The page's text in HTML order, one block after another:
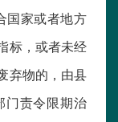
国家或者地方
标，或者未经
弃物的，由县
门责令限期治